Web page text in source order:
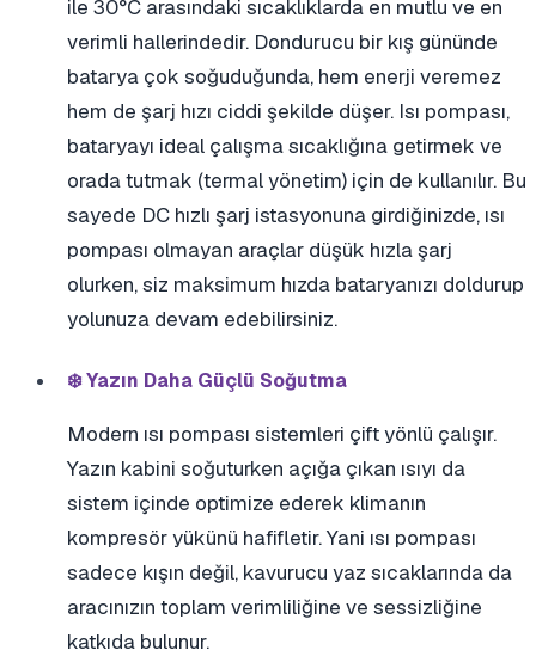
ile 30°C arasındaki sıcaklıklarda en mutlu ve en
verimli hallerindedir. Dondurucu bir kış gününde
batarya çok soğuduğunda, hem enerji veremez
hem de şarj hızı ciddi şekilde düşer. Isı pompası,
bataryayı ideal çalışma sıcaklığına getirmek ve
orada tutmak (termal yönetim) için de kullanılır. Bu
sayede DC hızlı şarj istasyonuna girdiğinizde, ısı
pompası olmayan araçlar düşük hızla şarj
olurken, siz maksimum hızda bataryanızı doldurup
yolunuza devam edebilirsiniz.
❄️ Yazın Daha Güçlü Soğutma
Modern ısı pompası sistemleri çift yönlü çalışır.
Yazın kabini soğuturken açığa çıkan ısıyı da
sistem içinde optimize ederek klimanın
kompresör yükünü hafifletir. Yani ısı pompası
sadece kışın değil, kavurucu yaz sıcaklarında da
aracınızın toplam verimliliğine ve sessizliğine
katkıda bulunur.